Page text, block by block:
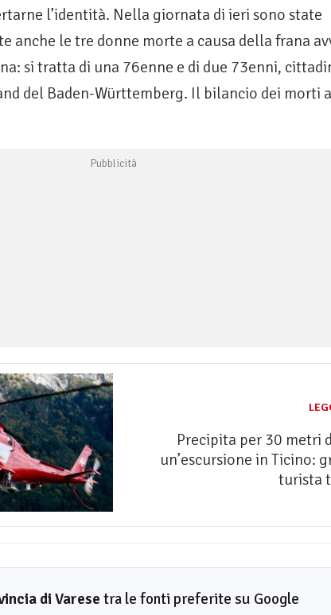
l’identità. Nella giornata di ieri sono state
anche le tre donne morte a causa della frana
si tratta di una 76enne e di due 73enni,
del Baden-Württemberg. Il bilancio dei morti
Precipita per 30 metri
un’escursione in Ticino:
turista
di Varese tra le fonti preferite su Google